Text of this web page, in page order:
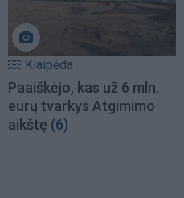
Klaipėda
Paaiškėjo, kas už 6 mln.
eurų tvarkys Atgimimo
aikštę (6)